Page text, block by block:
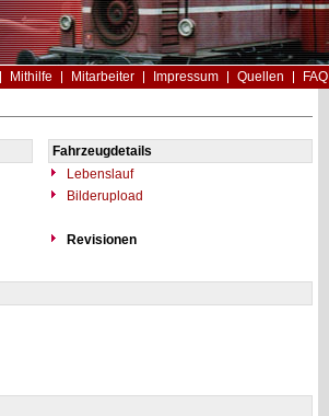
Mithilfe Mitarbeiter Impressum Quellen
FAQ
Fahrzeugdetails
Lebenslauf
Bilderupload
Revisionen